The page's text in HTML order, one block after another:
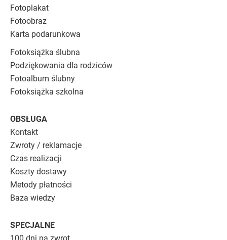
Fotoplakat
Fotoobraz
Karta podarunkowa
Fotoksiążka ślubna
Podziękowania dla rodziców
Fotoalbum ślubny
Fotoksiążka szkolna
OBSŁUGA
Kontakt
Zwroty / reklamacje
Czas realizacji
Koszty dostawy
Metody płatności
Baza wiedzy
SPECJALNE